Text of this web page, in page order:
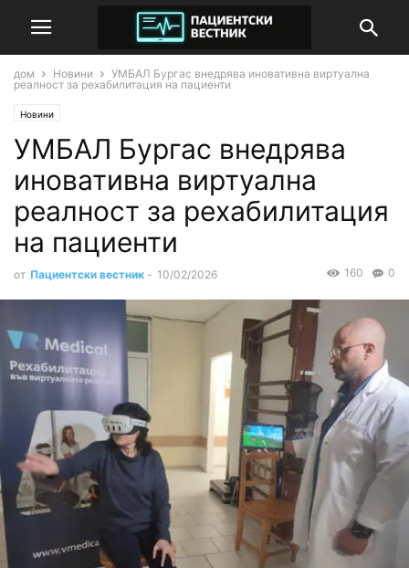
дом Новини
УМБАЛ Бургас внедрява иновативна виртуална
реалност за рехабилитация на пациенти
Новини
УМБАЛ Бургас внедрява
иновативна виртуална
реалност за рехабилитация
на пациенти
от Пациентски вестник - 10/02/2026 0
160